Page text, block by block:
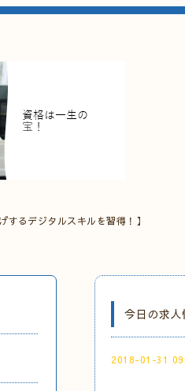
するデジタルスキルを習得！】
今日の求人
2018-01-31